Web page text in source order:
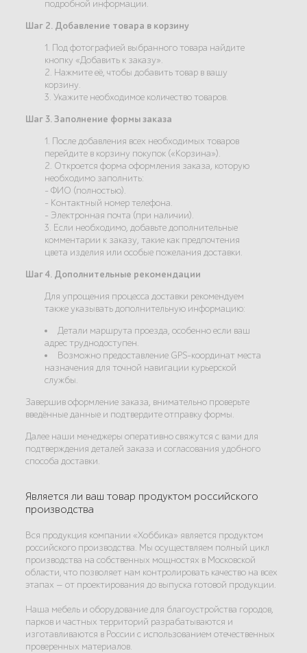
подробной информации.
Шаг 2. Добавление товара в корзину
1. Под фотографией выбранного товара найдите
кнопку «Добавить к заказу».
2. Нажмите её, чтобы добавить товар в вашу
корзину.
3. Укажите необходимое количество товаров.
Шаг 3. Заполнение формы заказа
1. После добавления всех необходимых товаров
перейдите в корзину покупок («Корзина»).
2. Откроется форма оформления заказа, которую
необходимо заполнить:
- ФИО (полностью).
- Контактный номер телефона.
- Электронная почта (при наличии).
3. Если необходимо, добавьте дополнительные
комментарии к заказу, такие как предпочтения
цвета изделия или особые пожелания доставки.
Шаг 4. Дополнительные рекомендации
Для упрощения процесса доставки рекомендуем
также указывать дополнительную информацию:
Детали маршрута проезда, особенно если ваш
адрес труднодоступен.
Возможно предоставление GPS-координат места
назначения для точной навигации курьерской
службы.
Завершив оформление заказа, внимательно проверьте
введённые данные и подтвердите отправку формы.
Далее наши менеджеры оперативно свяжутся с вами для
подтверждения деталей заказа и согласования удобного
способа доставки.
Является ли ваш товар продуктом российского
производства
Вся продукция компании «Хоббика» является продуктом
российского производства. Мы осуществляем полный цикл
производства на собственных мощностях в Московской
области, что позволяет нам контролировать качество на всех
этапах — от проектирования до выпуска готовой продукции.
Наша мебель и оборудование для благоустройства городов,
парков и частных территорий разрабатываются и
изготавливаются в России с использованием отечественных
проверенных материалов.